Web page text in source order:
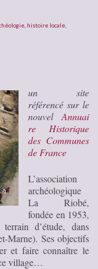
histoire locale
un site
référencé sur le
nouvel Annuai
re Historique
des Communes
de France
L’association
archéologique
La Riobé,
fondée en 1953,
d’étude, dans
Marne). Ses objectifs
et faire connaître le
village…